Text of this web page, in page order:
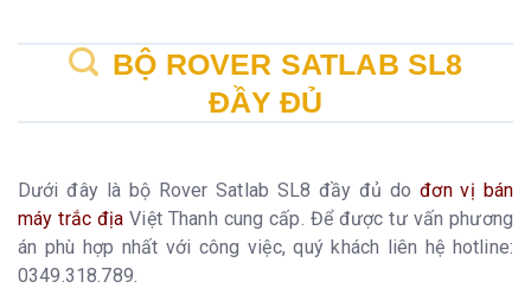
BỘ ROVER SATLAB SL8
ĐẦY ĐỦ
Dưới đây là bộ Rover Satlab SL8 đầy đủ dođơn vị bán
máy trắc địa Việt Thanh cung cấp. Để được tư vấn phương
án phù hợp nhất với công việc, quý khách liên hệ hotline:
0349.318.789.